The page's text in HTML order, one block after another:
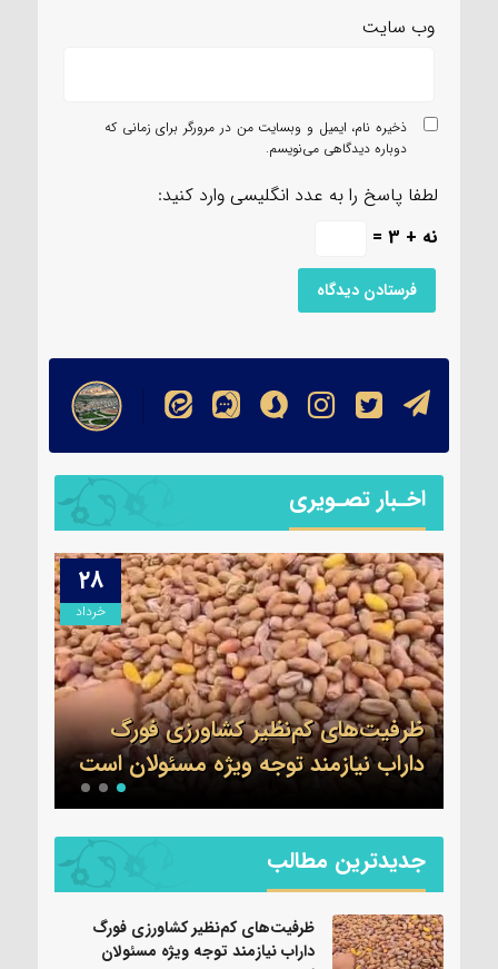
وب‌ سایت
ذخیره نام، ایمیل و وبسایت من در مرورگر برای زمانی که
دوباره دیدگاهی می‌نویسم.
لطفا پاسخ را به عدد انگلیسی وارد کنید:
نه + 3 =
اخـبار تصـویری
۲۸
خرداد
ظرفیت‌های کم‌نظیر کشاورزی فورگ
داراب نیازمند توجه ویژه مسئولان است
جدیدترین مطالب
ظرفیت‌های کم‌نظیر کشاورزی فورگ
داراب نیازمند توجه ویژه مسئولان